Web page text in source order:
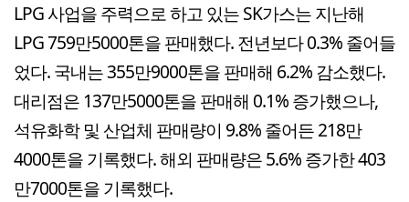
LPG 사업을 주력으로 하고 있는 SK가스는 지난해
LPG 759만5000톤을 판매했다. 전년보다 0.3% 줄어들
었다. 국내는 355만9000톤을 판매해 6.2% 감소했다.
대리점은 137만5000톤을 판매해 0.1% 증가했으나,
석유화학 및 산업체 판매량이 9.8% 줄어든 218만
4000톤을 기록했다. 해외 판매량은 5.6% 증가한 403
만7000톤을 기록했다.